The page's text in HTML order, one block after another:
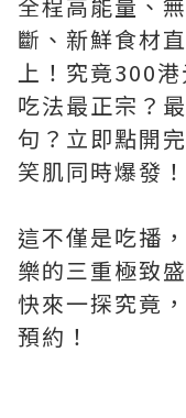
斷、新鮮食材
上！究竟300
吃法最正宗？
句？立即點開
笑肌同時爆發
這不僅是吃播
樂的三重極致盛
快來一探究竟
預約！